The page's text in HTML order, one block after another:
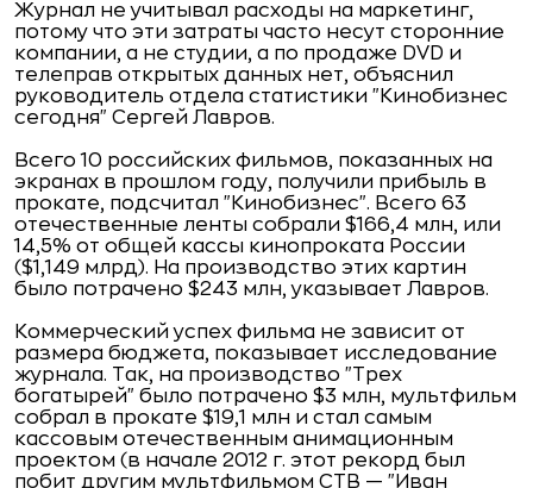
Журнал не учитывал расходы на маркетинг,
потому что эти затраты часто несут сторонние
компании, а не студии, а по продаже DVD и
телеправ открытых данных нет, объяснил
руководитель отдела статистики "Кинобизнес
сегодня" Сергей Лавров.
Всего 10 российских фильмов, показанных на
экранах в прошлом году, получили прибыль в
прокате, подсчитал "Кинобизнес". Всего 63
отечественные ленты собрали $166,4 млн, или
14,5% от общей кассы кинопроката России
($1,149 млрд). На производство этих картин
было потрачено $243 млн, указывает Лавров.
Коммерческий успех фильма не зависит от
размера бюджета, показывает исследование
журнала. Так, на производство "Трех
богатырей" было потрачено $3 млн, мультфильм
собрал в прокате $19,1 млн и стал самым
кассовым отечественным анимационным
проектом (в начале 2012 г. этот рекорд был
побит другим мультфильмом СТВ — "Иван